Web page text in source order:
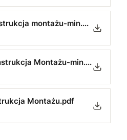
Nadstawka 5 półek- Instrukcja montażu-min.pdf
Nadstawka 8 półek - Instrukcja Montażu-min.pdf
Montażu.pdf